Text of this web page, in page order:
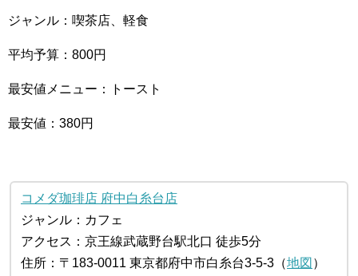
ジャンル：喫茶店、軽食
平均予算：800円
最安値メニュー：トースト
最安値：380円
コメダ珈琲店 府中白糸台店
ジャンル：カフェ
アクセス：京王線武蔵野台駅北口 徒歩5分
住所：〒183-0011 東京都府中市白糸台3-5-3（地図 ）